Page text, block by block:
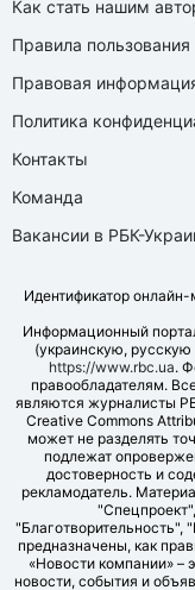
Как стать нашим
Правила пользования
Правовая
Политика
Контакты
Команда
Вакансии в РБК-
Идентификатор
Информационный
(украинскую, русскую
https://www.rbc.ua.
правообладателям.
являются журналисты
Creative Commons
может не разделять
подлежат
достоверность и
рекламодатель.
предназначены, как
«Новости компании»
новости, события и